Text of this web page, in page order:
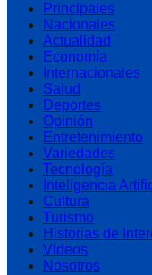
Principales
Nacionales
Actualidad
Economía
Internacionales
Salud
Deportes
Opinión
Entretenimiento
Variedades
Tecnología
Inteligencia
Cultura
Turismo
Historias de
Videos
Nosotros